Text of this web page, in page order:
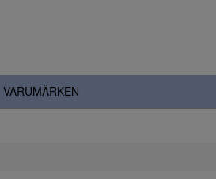
VARUMÄRKEN